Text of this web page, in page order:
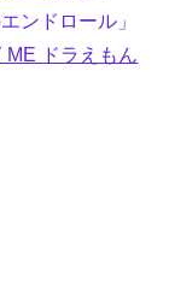
ンドロール」
ME ドラえもん